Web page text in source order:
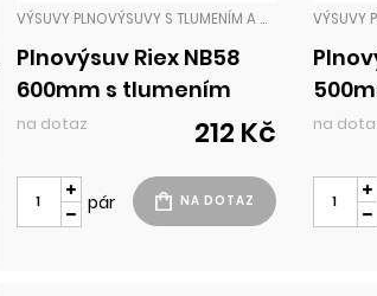
VÝSUVY PLNOVÝSUVY S TLUMENÍM A DOTAHEM
Plnovýsuv Riex NB58
600mm s tlumením
35kg H45 chrom
na dotaz 212 Kč
pár
35kg
na